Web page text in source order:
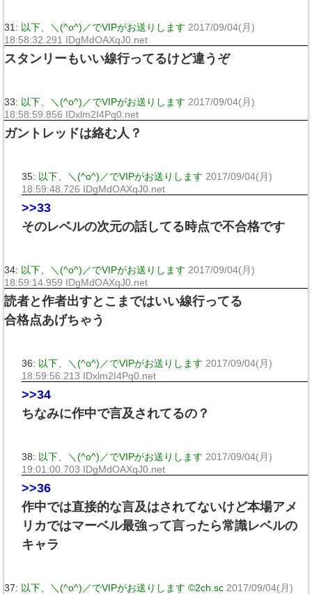
31: 以下、＼(^o^)／でVIPがお送りします 2017/09/04(月)
18:58:32.291 IDgMdOAXqJ0.net
スタンリーもいい線行ってるけど違うぞ
33: 以下、＼(^o^)／でVIPがお送りします 2017/09/04(月)
18:58:59.856 IDxlm2I4Pq0.net
ガントレッドは絡む人？
35: 以下、＼(^o^)／でVIPがお送りします 2017/09/04(月)
18:59:48.726 IDgMdOAXqJ0.net
>>33
そのレベルの次元の話してる時点で不合格です
34: 以下、＼(^o^)／でVIPがお送りします 2017/09/04(月)
18:59:14.959 IDgMdOAXqJ0.net
読者と作者出すとこまではいい線行ってる
合格点あげちゃう
36: 以下、＼(^o^)／でVIPがお送りします 2017/09/04(月)
18:59:56.213 IDxlm2I4Pq0.net
>>34
ちなみに作中で言及されてるの？
38: 以下、＼(^o^)／でVIPがお送りします 2017/09/04(月)
19:01:00.703 IDgMdOAXqJ0.net
>>36
作中では直接的な言及はされてないけど本場アメ
リカではマーベル最強って言ったら常識レベルの
キャラ
37: 以下、＼(^o^)／でVIPがお送りします ©2ch.sc 2017/09/04(月)